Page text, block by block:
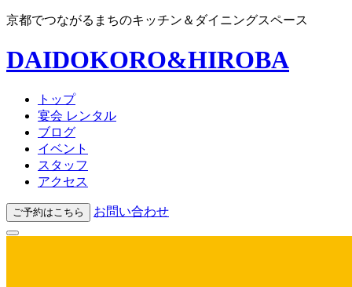
京都でつながるまちのキッチン＆ダイニングスペース
DAIDOKORO&HIROBA
トップ
宴会 レンタル
ブログ
イベント
スタッフ
アクセス
ご予約はこちら お問い合わせ